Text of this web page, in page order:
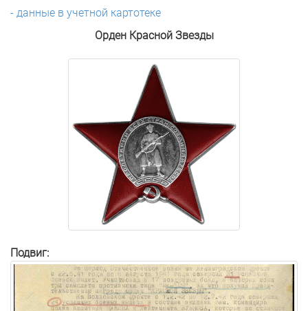
- данные в учетной картотеке
Орден Красной Звезды
Подвиг: